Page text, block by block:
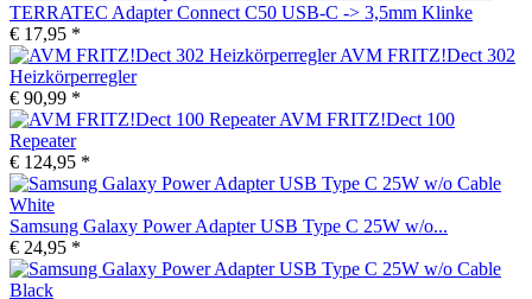
TERRATEC Adapter Connect C50 USB-C -> 3,5mm Klinke
€ 17,95 *
AVM FRITZ!Dect 302
Heizkörperregler
€ 90,99 *
AVM FRITZ!Dect 100
Repeater
€ 124,95 *
Samsung Galaxy Power Adapter USB Type C 25W w/o...
€ 24,95 *